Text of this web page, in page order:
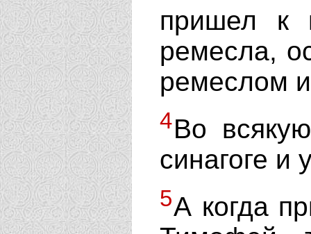
пришел
ремесла,
ремеслом
4Во
синагоге
5А когда